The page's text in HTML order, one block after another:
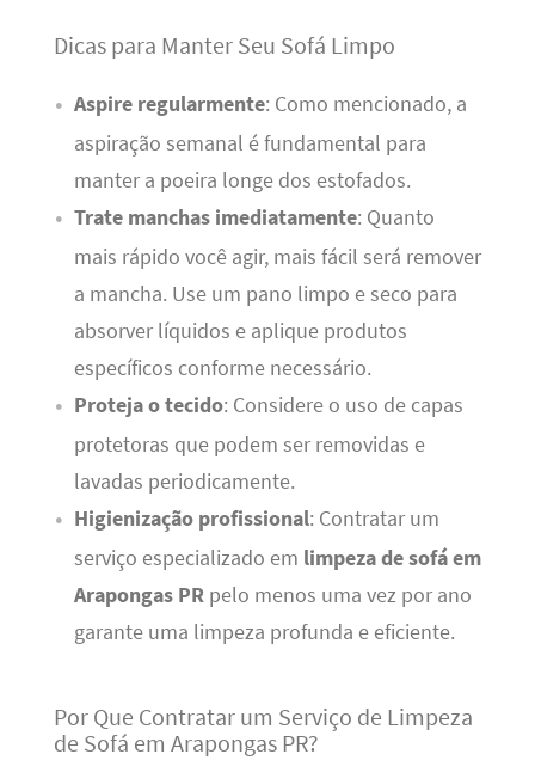
Dicas para Manter Seu Sofá Limpo
Aspire regularmente: Como mencionado, a
aspiração semanal é fundamental para
manter a poeira longe dos estofados.
Trate manchas imediatamente: Quanto
mais rápido você agir, mais fácil será remover
a mancha. Use um pano limpo e seco para
absorver líquidos e aplique produtos
específicos conforme necessário.
Proteja o tecido: Considere o uso de capas
protetoras que podem ser removidas e
lavadas periodicamente.
Higienização profissional: Contratar um
serviço especializado em limpeza de sofá em
Arapongas PRpelo menos uma vez por ano
garante uma limpeza profunda e eficiente.
Por Que Contratar um Serviço de Limpeza
de Sofá em Arapongas PR?